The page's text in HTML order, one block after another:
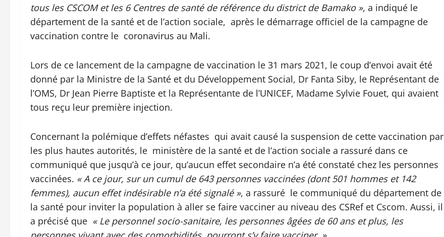
tous les CSCOM et les 6 Centres de santé de référence du district de Bamako », a indiqué le
département de la santé et de l’action sociale, après le démarrage officiel de la campagne de
vaccination contre le coronavirus au Mali.
Lors de ce lancement de la campagne de vaccination le 31 mars 2021, le coup d’envoi avait été
donné par la Ministre de la Santé et du Développement Social, Dr Fanta Siby, le Représentant de
l’OMS, Dr Jean Pierre Baptiste et la Représentante de l’UNICEF, Madame Sylvie Fouet, qui avaient
tous reçu leur première injection.
Concernant la polémique d’effets néfastes qui avait causé la suspension de cette vaccination par
les plus hautes autorités, le ministère de la santé et de l’action sociale a rassuré dans ce
communiqué que jusqu’à ce jour, qu’aucun effet secondaire n’a été constaté chez les personnes
vaccinées. « A ce jour, sur un cumul de 643 personnes vaccinées (dont 501 hommes et 142
femmes), aucun effet indésirable n’a été signalé », a rassuré le communiqué du département de
la santé pour inviter la population à aller se faire vacciner au niveau des CSRef et Cscom. Aussi, il
a précisé que « Le personnel socio-sanitaire, les personnes âgées de 60 ans et plus, les